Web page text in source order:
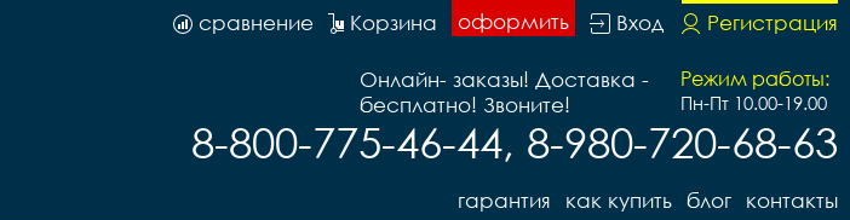
Регистрация
Вход
оформить
Корзина
сравнение
Режим работы:
Пн-Пт 10.00-19.00
Онлайн- заказы! Доставка -
бесплатно! Звоните!
8-800-775-46-44, 8-980-720-68-63
контакты
блог
как купить
гарантия